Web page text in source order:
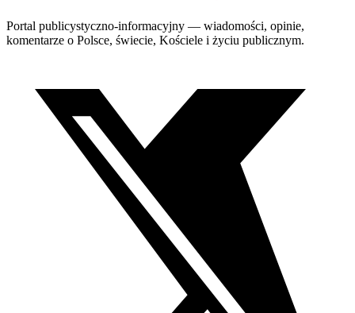
Portal publicystyczno-informacyjny — wiadomości, opinie,
komentarze o Polsce, świecie, Kościele i życiu publicznym.